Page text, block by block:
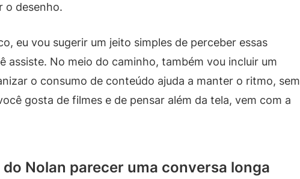
o desenho.
eu vou sugerir um jeito simples de perceber essas
assiste. No meio do caminho, também vou incluir um
o consumo de conteúdo ajuda a manter o ritmo, sem
gosta de filmes e de pensar além da tela, vem com a
Nolan parecer uma conversa longa